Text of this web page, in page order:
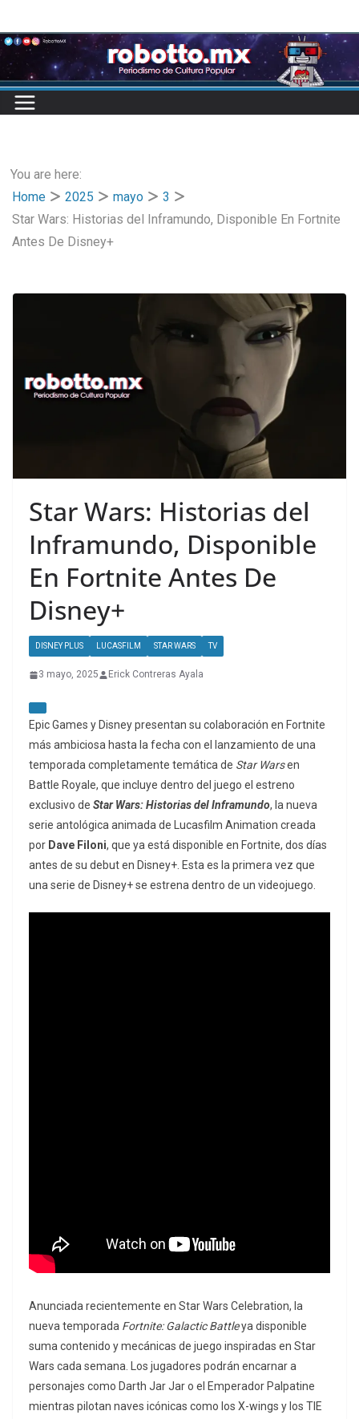
to
content
You are here:
Home
2025 mayo
3
Star Wars: Historias del Inframundo, Disponible En Fortnite
Antes De Disney+
Star Wars: Historias del
Inframundo, Disponible
En Fortnite Antes De
Disney+
DISNEY PLUS LUCASFILM STAR WARS TV
3 mayo, 2025 Erick Contreras Ayala
Epic Games y Disney presentan su colaboración en Fortnite
más ambiciosa hasta la fecha con el lanzamiento de una
temporada completamente temática de Star Warsen
Battle Royale, que incluye dentro del juego el estreno
exclusivo de Star Wars: Historias del Inframundo, la nueva
serie antológica animada de Lucasfilm Animation creada
por Dave Filoni, que ya está disponible en Fortnite, dos días
antes de su debut en Disney+. Esta es la primera vez que
una serie de Disney+ se estrena dentro de un videojuego.
Anunciada recientemente en Star Wars Celebration, la
nueva temporada Fortnite: Galactic Battleya disponible
suma contenido y mecánicas de juego inspiradas en Star
Wars cada semana. Los jugadores podrán encarnar a
personajes como Darth Jar Jar o el Emperador Palpatine
mientras pilotan naves icónicas como los X-wings y los TIE